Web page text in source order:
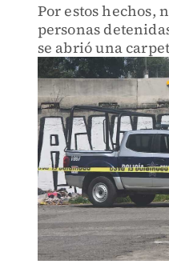
Por estos hechos,
personas
se abrió una